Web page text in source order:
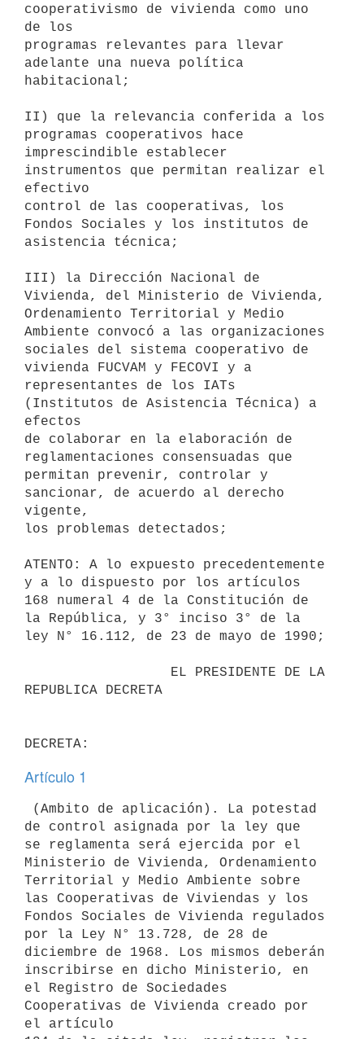
cooperativismo de vivienda como uno
de los
programas relevantes para llevar
adelante una nueva política
habitacional;
II) que la relevancia conferida a los
programas cooperativos hace
imprescindible establecer
instrumentos que permitan realizar el
efectivo
control de las cooperativas, los
Fondos Sociales y los institutos de
asistencia técnica;
III) la Dirección Nacional de
Vivienda, del Ministerio de Vivienda,
Ordenamiento Territorial y Medio
Ambiente convocó a las organizaciones
sociales del sistema cooperativo de
vivienda FUCVAM y FECOVI y a
representantes de los IATs
(Institutos de Asistencia Técnica) a
efectos
de colaborar en la elaboración de
reglamentaciones consensuadas que
permitan prevenir, controlar y
sancionar, de acuerdo al derecho
vigente,
los problemas detectados;
ATENTO: A lo expuesto precedentemente
y a lo dispuesto por los artículos
168 numeral 4 de la Constitución de
la República, y 3° inciso 3° de la
ley N° 16.112, de 23 de mayo de 1990;
REPUBLICA DECRETA
Artículo 1
de control asignada por la ley que
se reglamenta será ejercida por el
Ministerio de Vivienda, Ordenamiento
Territorial y Medio Ambiente sobre
las Cooperativas de Viviendas y los
Fondos Sociales de Vivienda regulados
por la Ley N° 13.728, de 28 de
diciembre de 1968. Los mismos deberán
inscribirse en dicho Ministerio, en
el Registro de Sociedades
Cooperativas de Vivienda creado por
el artículo